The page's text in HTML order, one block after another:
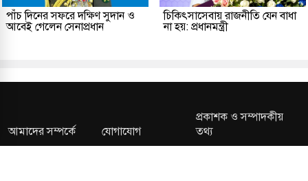
পাঁচ দিনের সফরে দক্ষিণ সুদান ও
আবেই গেলেন সেনাপ্রধান
চিকিৎসাসেবায় রাজনীতি যেন বাধা
না হয়: প্রধানমন্ত্রী
আমাদের সম্পর্কে যোগাযোগ
প্রকাশক ও সম্পাদকীয়
তথ্য